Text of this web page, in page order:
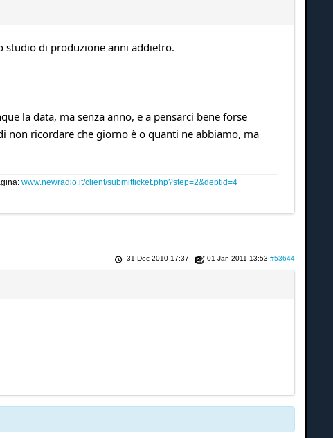
studio di produzione anni addietro.
la data, ma senza anno, e a pensarci bene forse
non ricordare che giorno è o quanti ne abbiamo, ma
www.newradio.it/client/submitticket.php?step=2&deptid=4
31 Dec 2010 17:37 - 01 Jan 2011 13:53 #53644